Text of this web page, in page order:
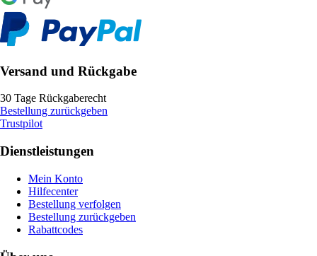
Versand und Rückgabe
30 Tage Rückgaberecht
Bestellung zurückgeben
Trustpilot
Dienstleistungen
Mein Konto
Hilfecenter
Bestellung verfolgen
Bestellung zurückgeben
Rabattcodes